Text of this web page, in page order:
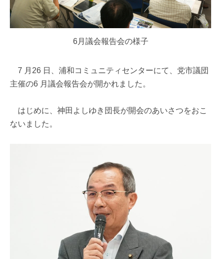
6月議会報告会の様子
7 月26 日、浦和コミュニティセンターにて、党市議団
主催の6 月議会報告会が開かれました。
はじめに、神田よしゆき団長が開会のあいさつをおこ
ないました。